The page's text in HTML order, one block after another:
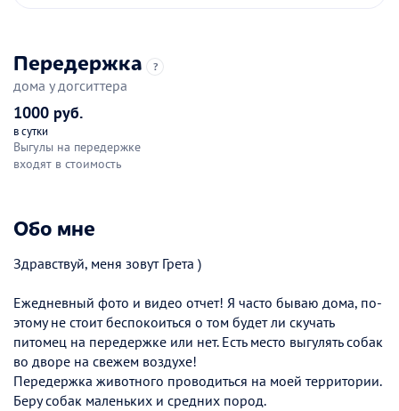
Передержка ?
дома у догситтера
1000 руб.
в сутки
Выгулы на передержке
входят в стоимость
Обо мне
Здравствуй, меня зовут Грета )
Ежедневный фото и видео отчет! Я часто бываю дома, по-
этому не стоит беспокоиться о том будет ли скучать
питомец на передержке или нет. Есть место выгулять собак
во дворе на свежем воздухе!
Передержка животного проводиться на моей территории.
Беру собак маленьких и средних пород.